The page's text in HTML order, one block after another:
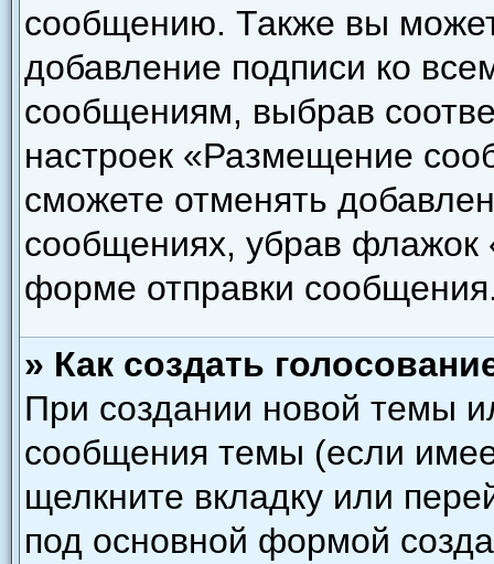
сообщению. Также вы
добавление подписи ко
сообщениям, выбрав
настроек «Размещение
сможете отменять
сообщениях, убрав флажок
форме отправки
» Как создать
При создании новой темы
сообщения темы (если
щелкните вкладку или
под основной формой